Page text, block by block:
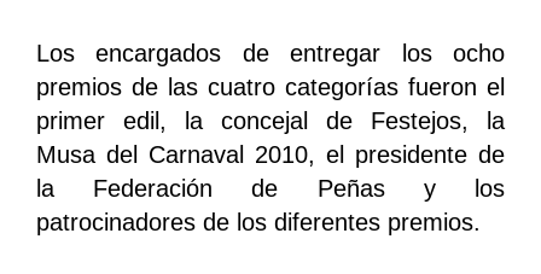
Los encargados de entregar los ocho
premios de las cuatro categorías fueron el
primer edil, la concejal de Festejos, la
Musa del Carnaval 2010, el presidente de
la Federación de Peñas y los
patrocinadores de los diferentes premios.